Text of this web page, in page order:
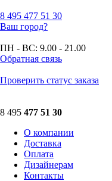
8 495 477 51 30
Ваш город?
ПН - ВС: 9.00 - 21.00
Обратная связь
Проверить статус заказа
8 495 477 51 30
О компании
Доставка
Оплата
Дизайнерам
Контакты